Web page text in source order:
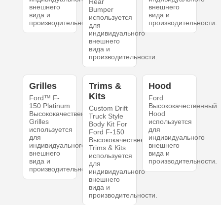
внешнего
вида и
производительности.
Rear
Bumper
используется
для
индивидуального
внешнего
вида и
производительности.
внешнего
вида и
производительности.
Grilles
Ford™ F-
150 Platinum
Высококачественный
Grilles
используется
для
индивидуального
внешнего
вида и
производительности.
Trims &
Kits
Custom Drift
Truck Style
Body Kit For
Ford F-150
Высококачественный
Trims & Kits
используется
для
индивидуального
внешнего
вида и
производительности.
Hood
Ford
Высококачественный
Hood
используется
для
индивидуального
внешнего
вида и
производительности.